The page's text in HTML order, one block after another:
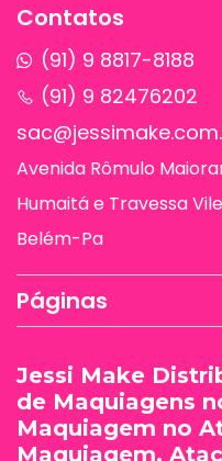
Contatos
(91) 9 8817-8188
(91) 9 82476202
Avenida Rômulo
Humaitá e Travessa
Belém-Pa
Páginas
Jessi Make
de Maquiagens
Maquiagem no
Maquiagem,